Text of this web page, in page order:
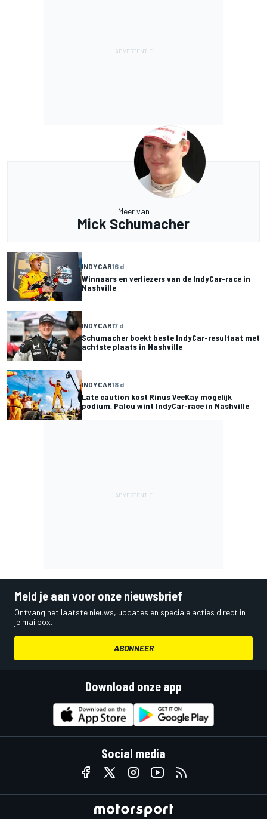
Meer van
Mick Schumacher
INDYCAR16 d
Winnaars en verliezers van de IndyCar-race in
Nashville
INDYCAR17 d
Schumacher boekt beste IndyCar-resultaat met
achtste plaats in Nashville
INDYCAR18 d
Late caution kost Rinus VeeKay mogelijk
podium, Palou wint IndyCar-race in Nashville
Meld je aan voor onze nieuwsbrief
Ontvang het laatste nieuws, updates en speciale acties direct in
je mailbox.
ABONNEER
Download onze app
Social media